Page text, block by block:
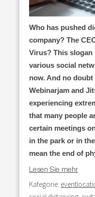
Who has pushed
company? The
Virus? This
various social
now. And no
Webinarjam and
experiencing
that many people
certain meetings
in the park or in
mean the end of
Lesen Sie mehr
Kategorie: